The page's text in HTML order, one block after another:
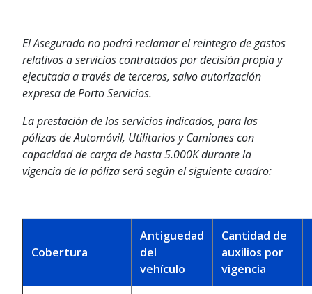
El Asegurado no podrá reclamar el reintegro de gastos
relativos a servicios contratados por decisión propia y
ejecutada a través de terceros, salvo autorización
expresa de Porto Servicios.
La prestación de los servicios indicados, para las
pólizas de Automóvil, Utilitarios y Camiones con
capacidad de carga de hasta 5.000K durante la
vigencia de la póliza será según el siguiente cuadro:
Cobertura
Antiguedad
del
vehículo
Cantidad de
auxilios por
vigencia